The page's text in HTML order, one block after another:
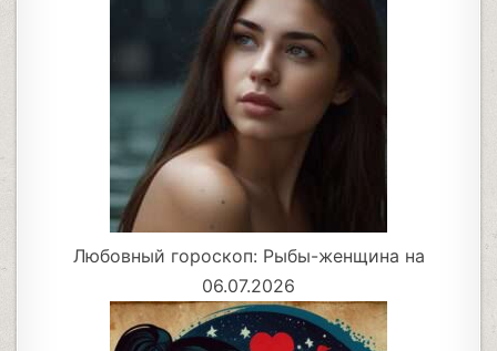
Любовный гороскоп: Рыбы-женщина на
06.07.2026